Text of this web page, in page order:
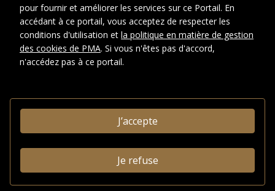
photographiques
réalisés par différents
photographes ; portraits
de Jacques Villon et vues
de son atelier (1948-
1962).
Jacques Villon dans son atelier,
Puteaux, 1950. Photographe : Gill-
DESCRIPTION
Type de
document
Photographies
pour fournir et améliorer les services sur ce Portail. En
accédant à ce portail, vous acceptez de respecter les
conditions d'utilisation et la politique en matière de gestion
des cookies de PMA. Si vous n'êtes pas d'accord,
n'accédez pas à ce portail.
J’accepte
Je refuse